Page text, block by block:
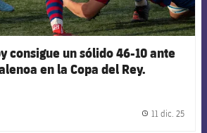
consigue un sólido 46-10 ante
en la Copa del Rey.
11 dic. 25